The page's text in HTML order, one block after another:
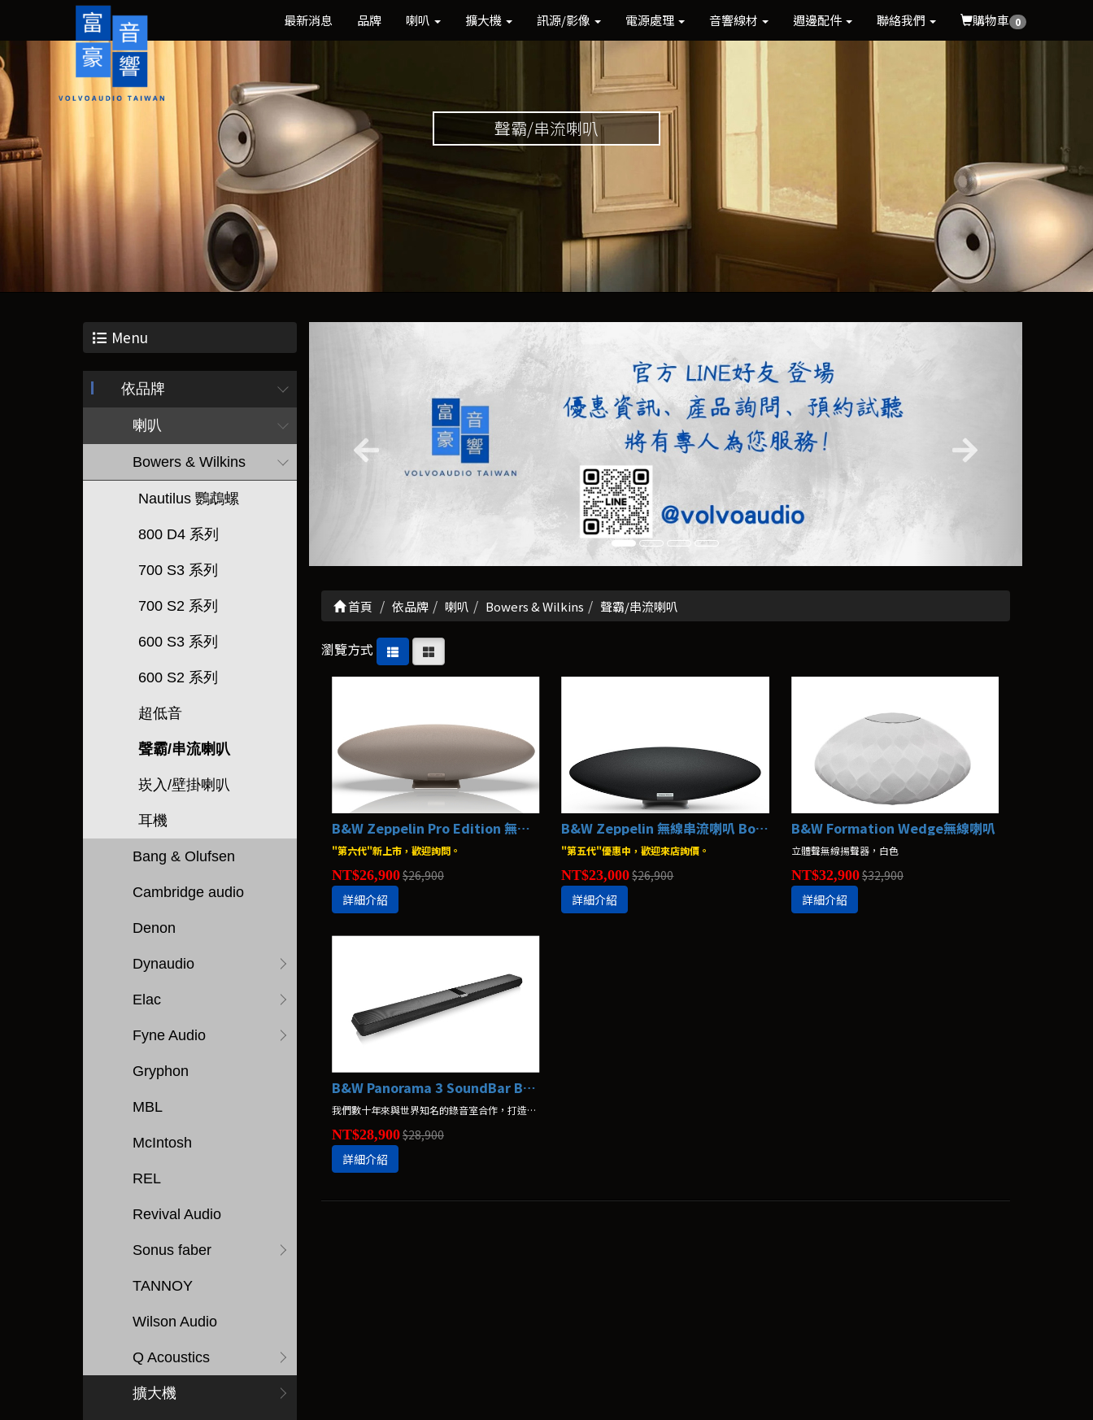
最新消息 品牌 喇叭 擴大機 訊源/影像 電源處理 音響線材 週邊配件 聯絡我們 購物車 0
聲霸/串流喇叭
Menu
依品牌
喇叭
Bowers & Wilkins
Nautilus 鸚鵡螺
800 D4 系列
700 S3 系列
700 S2 系列
600 S3 系列
600 S2 系列
超低音
聲霸/串流喇叭
崁入/壁掛喇叭
耳機
Bang & Olufsen
Cambridge audio
Denon
Dynaudio
Elac
Fyne Audio
Gryphon
MBL
McIntosh
REL
Revival Audio
Sonus faber
TANNOY
Wilson Audio
Q Acoustics
擴大機
首頁 依品牌 喇叭 Bowers & Wilkins 聲霸/串流喇叭
瀏覽方式
B&W Zeppelin Pro Edition 無線串流喇叭 Bowers & Wilkins
"第六代"新上市，歡迎詢問。
NT$26,900$26,900
詳細介紹
B&W Zeppelin 無線串流喇叭 Bowers & Wilkins
"第五代"優惠中，歡迎來店詢價。
NT$23,000$26,900
詳細介紹
B&W Formation Wedge無線喇叭
立體聲無線揚聲器，白色
NT$32,900$32,900
詳細介紹
B&W Panorama 3 SoundBar Bowers & Wilkins
我們數十年來與世界知名的錄音室合作，打造出Dolby Atmos等級家庭劇院聲效的一體式喇叭，以優雅的設計與震撼人心的效果，建構出絕美的影音享受。
NT$28,900$28,900
詳細介紹